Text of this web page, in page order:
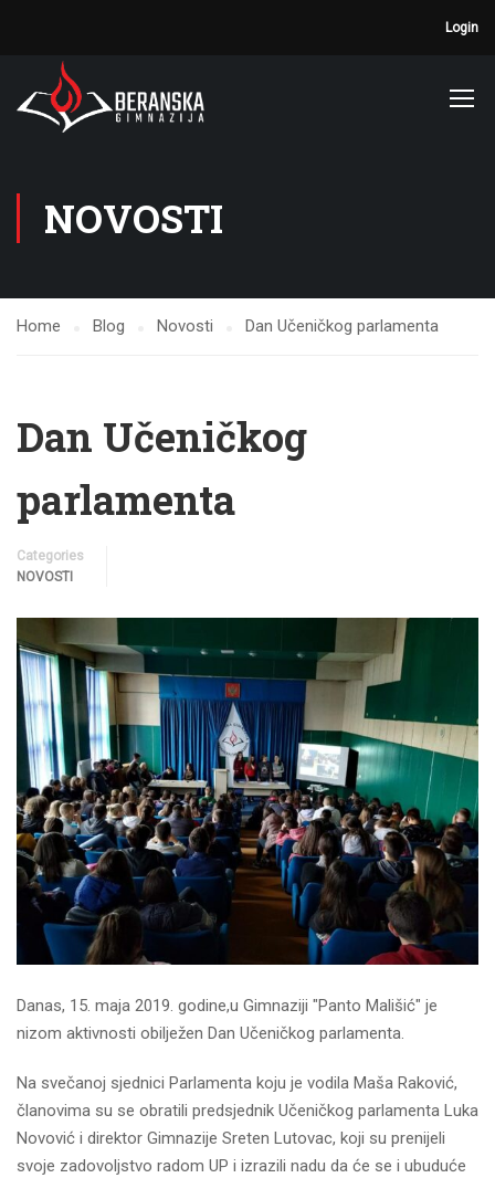
Login
NOVOSTI
Home Blog Novosti Dan Učeničkog parlamenta
Dan Učeničkog
parlamenta
Categories
NOVOSTI
Danas, 15. maja 2019. godine,u Gimnaziji "Panto Mališić" je
nizom aktivnosti obilježen Dan Učeničkog parlamenta.
Na svečanoj sjednici Parlamenta koju je vodila Maša Raković,
članovima su se obratili predsjednik Učeničkog parlamenta Luka
Novović i direktor Gimnazije Sreten Lutovac, koji su prenijeli
svoje zadovoljstvo radom UP i izrazili nadu da će se i ubuduće